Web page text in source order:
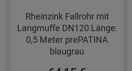
Rheinzink Fallrohr mit
Langmuffe DN120 Länge:
0,5 Meter prePATINA
blaugrau